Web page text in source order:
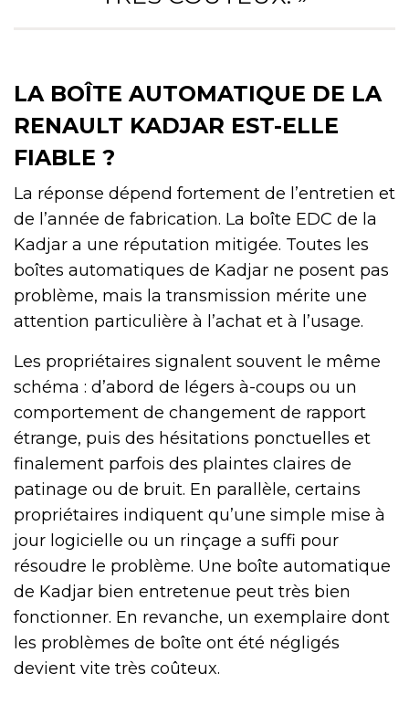
LA BOÎTE AUTOMATIQUE DE LA
RENAULT KADJAR EST-ELLE
FIABLE ?
La réponse dépend fortement de l’entretien et
de l’année de fabrication. La boîte EDC de la
Kadjar a une réputation mitigée. Toutes les
boîtes automatiques de Kadjar ne posent pas
problème, mais la transmission mérite une
attention particulière à l’achat et à l’usage.
Les propriétaires signalent souvent le même
schéma : d’abord de légers à-coups ou un
comportement de changement de rapport
étrange, puis des hésitations ponctuelles et
finalement parfois des plaintes claires de
patinage ou de bruit. En parallèle, certains
propriétaires indiquent qu’une simple mise à
jour logicielle ou un rinçage a suffi pour
résoudre le problème. Une boîte automatique
de Kadjar bien entretenue peut très bien
fonctionner. En revanche, un exemplaire dont
les problèmes de boîte ont été négligés
devient vite très coûteux.